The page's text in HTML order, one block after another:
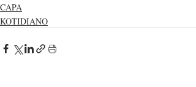
CAPA
KOTIDIANO